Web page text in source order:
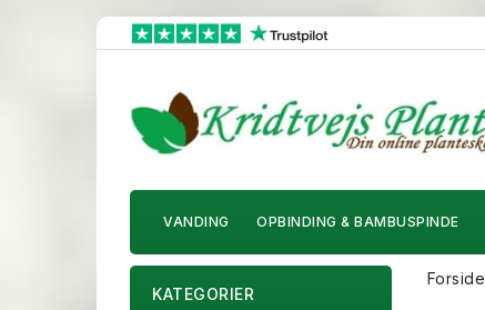
VANDING OPBINDING & BAMBUSPINDE
KATEGORIER
Forside